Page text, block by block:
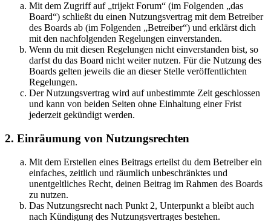
Mit dem Zugriff auf „trijekt Forum“ (im Folgenden „das
Board“) schließt du einen Nutzungsvertrag mit dem Betreiber
des Boards ab (im Folgenden „Betreiber“) und erklärst dich
mit den nachfolgenden Regelungen einverstanden.
Wenn du mit diesen Regelungen nicht einverstanden bist, so
darfst du das Board nicht weiter nutzen. Für die Nutzung des
Boards gelten jeweils die an dieser Stelle veröffentlichten
Regelungen.
Der Nutzungsvertrag wird auf unbestimmte Zeit geschlossen
und kann von beiden Seiten ohne Einhaltung einer Frist
jederzeit gekündigt werden.
2. Einräumung von Nutzungsrechten
Mit dem Erstellen eines Beitrags erteilst du dem Betreiber ein
einfaches, zeitlich und räumlich unbeschränktes und
unentgeltliches Recht, deinen Beitrag im Rahmen des Boards
zu nutzen.
Das Nutzungsrecht nach Punkt 2, Unterpunkt a bleibt auch
nach Kündigung des Nutzungsvertrages bestehen.